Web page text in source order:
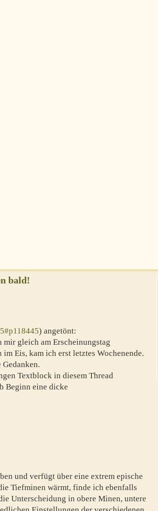
bald!
) angetönt:
gleich am Erscheinungstag
Eis, kam ich erst letztes Wochenende.
Textblock in diesem Thread
Beginn eine dicke
und verfügt über eine extrem epische
Tiefminen wärmt, finde ich ebenfalls
Unterscheidung in obere Minen, untere